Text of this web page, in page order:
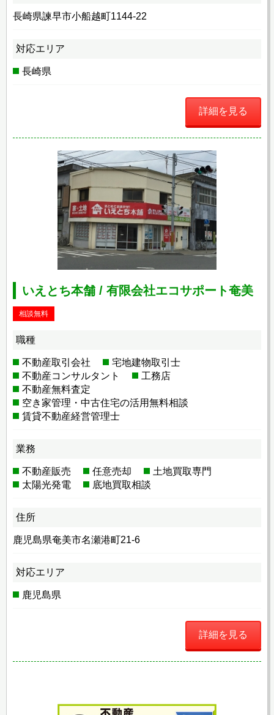
長崎県諫早市小船越町1144-22
対応エリア
長崎県
詳細を見る
いえとち本舗 / 有限会社エコサポート奄美
相談無料
職種
不動産取引会社
宅地建物取引士
不動産コンサルタント
工務店
不動産無料査定
空き家管理・中古住宅の活用無料相談
賃貸不動産経営管理士
業務
不動産販売 任意売却
土地買取専門
太陽光発電
底地買取相談
住所
鹿児島県奄美市名瀬港町21-6
対応エリア
鹿児島県
詳細を見る